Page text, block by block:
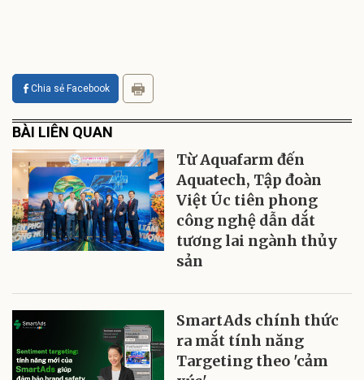
Chia sẻ Facebook
BÀI LIÊN QUAN
Từ Aquafarm đến
Aquatech, Tập đoàn
Việt Úc tiên phong
công nghệ dẫn dắt
tương lai ngành thủy
sản
SmartAds chính thức
ra mắt tính năng
Targeting theo 'cảm